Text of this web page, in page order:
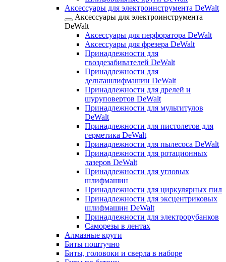
Аксессуары для электроинструмента DeWalt
Аксессуары для электроинструмента
DeWalt
Аксессуары для перфоратора DeWalt
Аксессуары для фрезера DeWalt
Принадлежности для
гвоздезабивателей DeWalt
Принадлежности для
дельташлифмашин DeWalt
Принадлежности для дрелей и
шуруповертов DeWalt
Принадлежности для мультитулов
DeWalt
Принадлежности для пистолетов для
герметика DeWalt
Принадлежности для пылесоса DeWalt
Принадлежности для ротационных
лазеров DeWalt
Принадлежности для угловых
шлифмашин
Принадлежности для циркулярных пил
Принадлежности для эксцентриковых
шлифмашин DeWalt
Принадлежности для электрорубанков
Саморезы в лентах
Алмазные круги
Биты поштучно
Биты, головоки и сверла в наборе